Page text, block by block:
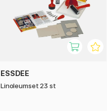
ESSDEE
Linoleumset 23 st